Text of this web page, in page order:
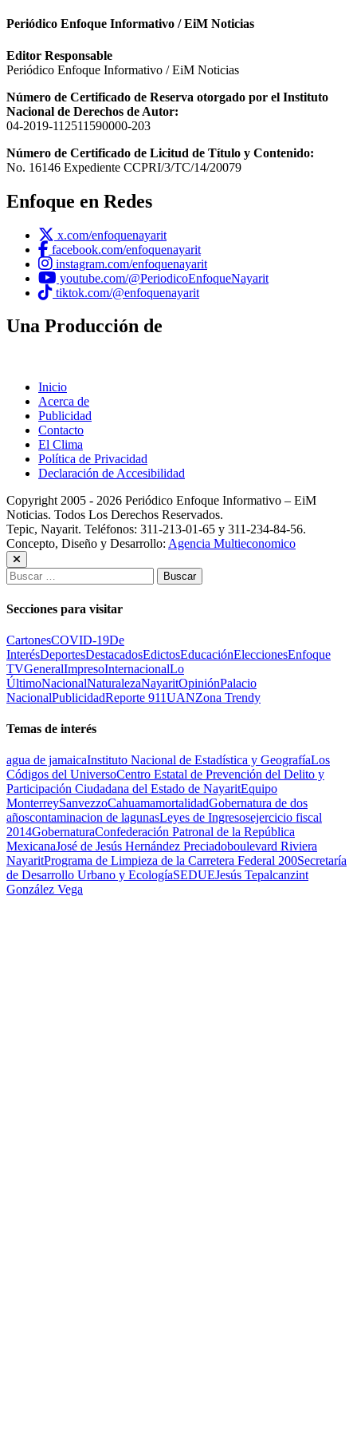
Periódico Enfoque Informativo / EiM Noticias
Editor Responsable
Periódico Enfoque Informativo / EiM Noticias
Número de Certificado de Reserva otorgado por el Instituto
Nacional de Derechos de Autor:
04-2019-112511590000-203
Número de Certificado de Licitud de Título y Contenido:
No. 16146 Expediente CCPRI/3/TC/14/20079
Enfoque en Redes
x.com/enfoquenayarit
facebook.com/enfoquenayarit
instagram.com/enfoquenayarit
youtube.com/@PeriodicoEnfoqueNayarit
tiktok.com/@enfoquenayarit
Una Producción de
Inicio
Acerca de
Publicidad
Contacto
El Clima
Política de Privacidad
Declaración de Accesibilidad
Copyright 2005 - 2026 Periódico Enfoque Informativo – EiM
Noticias. Todos Los Derechos Reservados.
Tepic, Nayarit. Teléfonos: 311-213-01-65 y 311-234-84-56.
Concepto, Diseño y Desarrollo: Agencia Multieconomico
Buscar:
Secciones para visitar
CartonesCOVID-19De
InterésDeportesDestacadosEdictosEducaciónEleccionesEnfoque
TVGeneralImpresoInternacionalLo
ÚltimoNacionalNaturalezaNayaritOpiniónPalacio
NacionalPublicidadReporte 911UANZona Trendy
Temas de interés
agua de jamaicaInstituto Nacional de Estadística y GeografíaLos
Códigos del UniversoCentro Estatal de Prevención del Delito y
Participación Ciudadana del Estado de NayaritEquipo
MonterreySanvezzoCahuamamortalidadGobernatura de dos
añoscontaminacion de lagunasLeyes de Ingresosejercicio fiscal
2014GobernaturaConfederación Patronal de la República
MexicanaJosé de Jesús Hernández Preciadoboulevard Riviera
NayaritPrograma de Limpieza de la Carretera Federal 200Secretaría
de Desarrollo Urbano y EcologíaSEDUEJesús Tepalcanzint
González Vega